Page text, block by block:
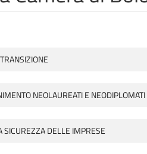
NEOLAUREATI E
SICUREZZA DELLE IMPRESE